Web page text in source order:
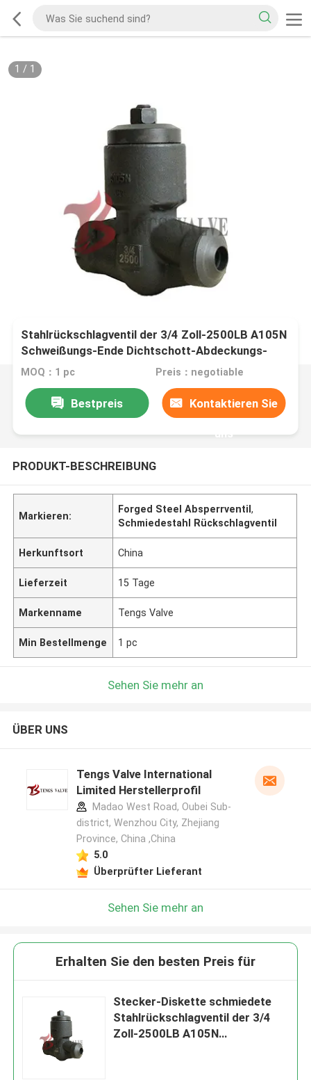
1 / 1
Stahlrückschlagventil der 3/4 Zoll-2500LB A105N
Schweißungs-Ende Dichtschott-Abdeckungs-
PSB
MOQ：1 pc Preis：negotiable
Bestpreis Kontaktieren Sie
uns
PRODUKT-BESCHREIBUNG
Markieren:
Forged Steel Absperrventil,
Schmiedestahl Rückschlagventil
Herkunftsort China
Lieferzeit 15 Tage
Markenname Tengs Valve
Min Bestellmenge 1 pc
Sehen Sie mehr an
ÜBER UNS
Tengs Valve International
Limited Herstellerprofil
Madao West Road, Oubei Sub-
district, Wenzhou City, Zhejiang
Province, China ,China
5.0
Überprüfter Lieferant
Sehen Sie mehr an
Erhalten Sie den besten Preis für
Stecker-Diskette schmiedete
Stahlrückschlagventil der 3/4
Zoll-2500LB A105N